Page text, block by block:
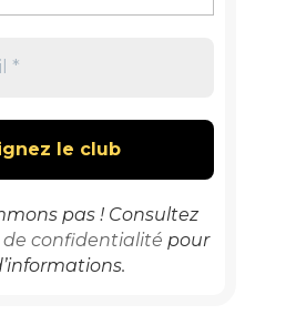
pas ! Consultez
confidentialité pour